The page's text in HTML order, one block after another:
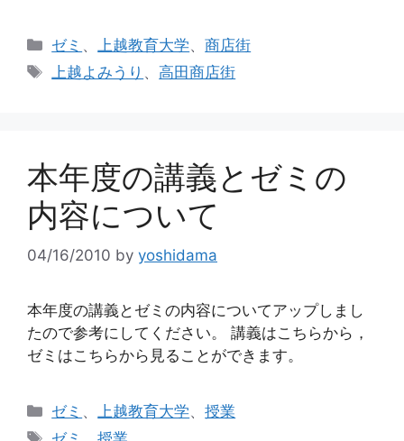
カ
テ
ゼミ 、上越教育大学、商店街
タ
上越よみうり 、高田商店街
本年度の講義とゼミの
内容について
04/16/2010 by yoshidama
本年度の講義とゼミの内容についてアップしまし
たので参考にしてください。 講義はこちらから，
ゼミはこちらから見ることができます。
カ
テ
ゼミ 、 上越教育大学、授業
タ